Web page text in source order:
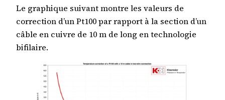
Le graphique suivant montre les valeurs de
correction d’un Pt100 par rapport à la section d’un
câble en cuivre de 10 m de long en technologie
bifilaire.